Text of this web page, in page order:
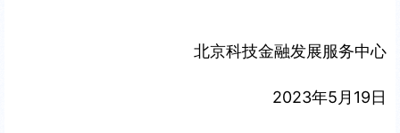
北京科技金融发展服务中心
2023年5月19日